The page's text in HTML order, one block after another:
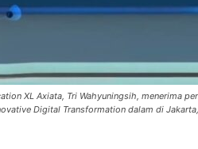
XL Axiata, Tri Wahyuningsih, menerima
Digital Transformation dalam di Jakarta,